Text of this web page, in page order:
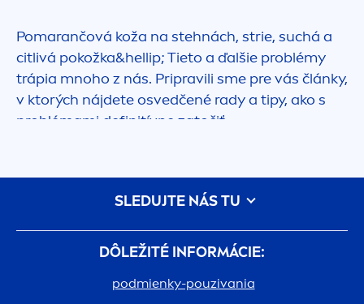
Pomarančová koža na stehnách, strie, suchá a
citlivá pokožka&hellip; Tieto a ďalšie problémy
trápia mnoho z nás. Pripravili sme pre vás články,
v ktorých nájdete osvedčené rady a tipy, ako s
problémami definitívne zatočiť.
DÔLEŽITÉ INFORMÁCIE:
podmienky-pouzivania
SLEDUJTE NÁS TU